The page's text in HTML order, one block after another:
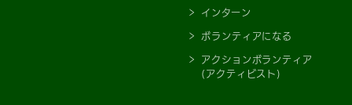
インターン
ボランティアになる
アクションボランティア
(アクティビスト)